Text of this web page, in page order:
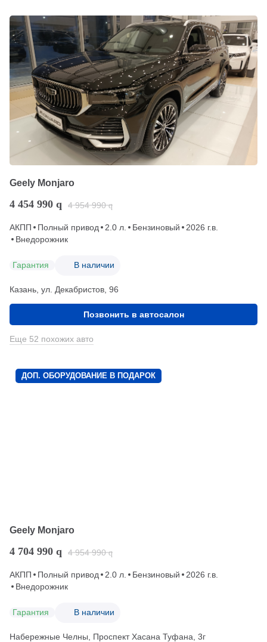
Geely Monjaro
4 454 990 q 4 954 990 q
АКПП Полный привод 2.0 л. Бензиновый
2026 г.в.
Внедорожник
Гарантия В наличии
Казань, ул. Декабристов, 96
Позвонить в автосалон
Еще 52 похожих авто
ДОП. ОБОРУДОВАНИЕ В ПОДАРОК
Geely Monjaro
4 704 990 q 4 954 990 q
АКПП Полный привод 2.0 л. Бензиновый
2026 г.в.
Внедорожник
Гарантия В наличии
Набережные Челны, Проспект Хасана Туфана, 3г